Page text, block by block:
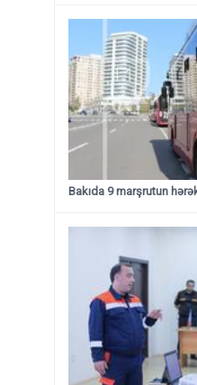
Bakıda 9 marşrutun